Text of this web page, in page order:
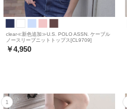
clear≪新色追加≫U.S. POLO ASSN. ケーブル
ノースリーブニットトップス[CL9709]
￥4,950